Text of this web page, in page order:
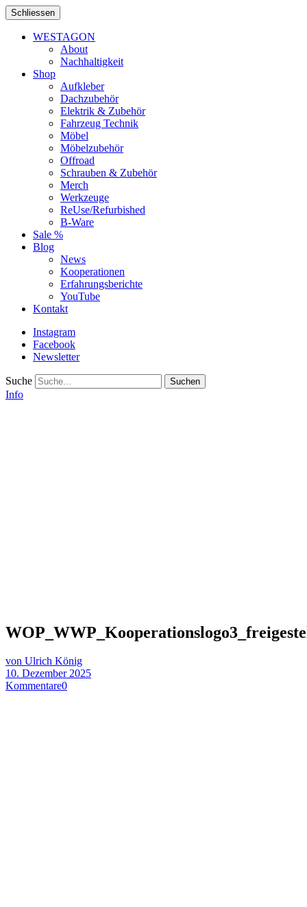
Schliessen
WESTAGON
About
Nachhaltigkeit
Shop
Aufkleber
Dachzubehör
Elektrik & Zubehör
Fahrzeug Technik
Möbel
Möbelzubehör
Offroad
Schrauben & Zubehör
Merch
Werkzeuge
ReUse/Refurbished
B-Ware
Sale %
Blog
News
Kooperationen
Erfahrungsberichte
YouTube
Kontakt
Instagram
Facebook
Newsletter
Suche
Info
von Ulrich König
10. Dezember 2025
Kommentare0